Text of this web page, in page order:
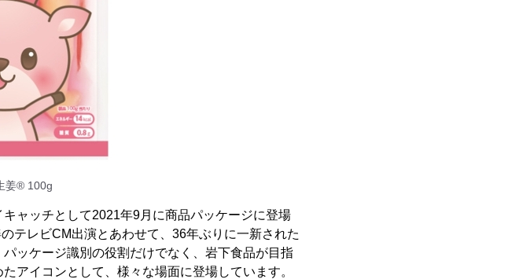
姜® 100g
ャッチとして2021年9月に商品パッケージに登場
テレビCM出演とあわせて、36年ぶりに一新された
ッケージ識別の役割だけでなく、岩下食品が目指
アイコンとして、様々な場面に登場しています。